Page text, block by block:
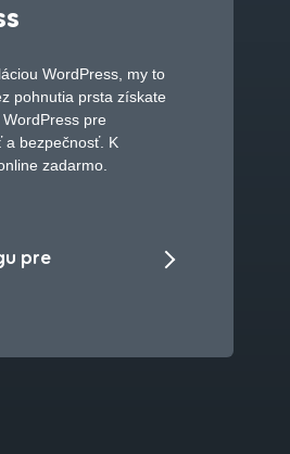
WordPress, my to
pohnutia prsta získate
pre
a bezpečnosť. K
zadarmo.
pre